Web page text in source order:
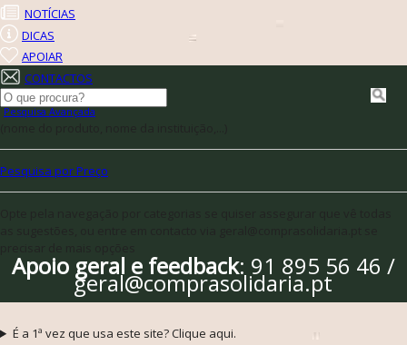
NOTÍCIAS
DICAS
APOIAR
CONTACTOS
Pesquisa Avançada
Pesquisa por Preço
Apoio geral e feedback: 91 895 56 46 /
geral@comprasolidaria.pt
É a 1ª vez que usa este site? Clique aqui.